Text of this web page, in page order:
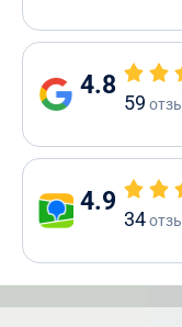
4.8
59
4.9
34